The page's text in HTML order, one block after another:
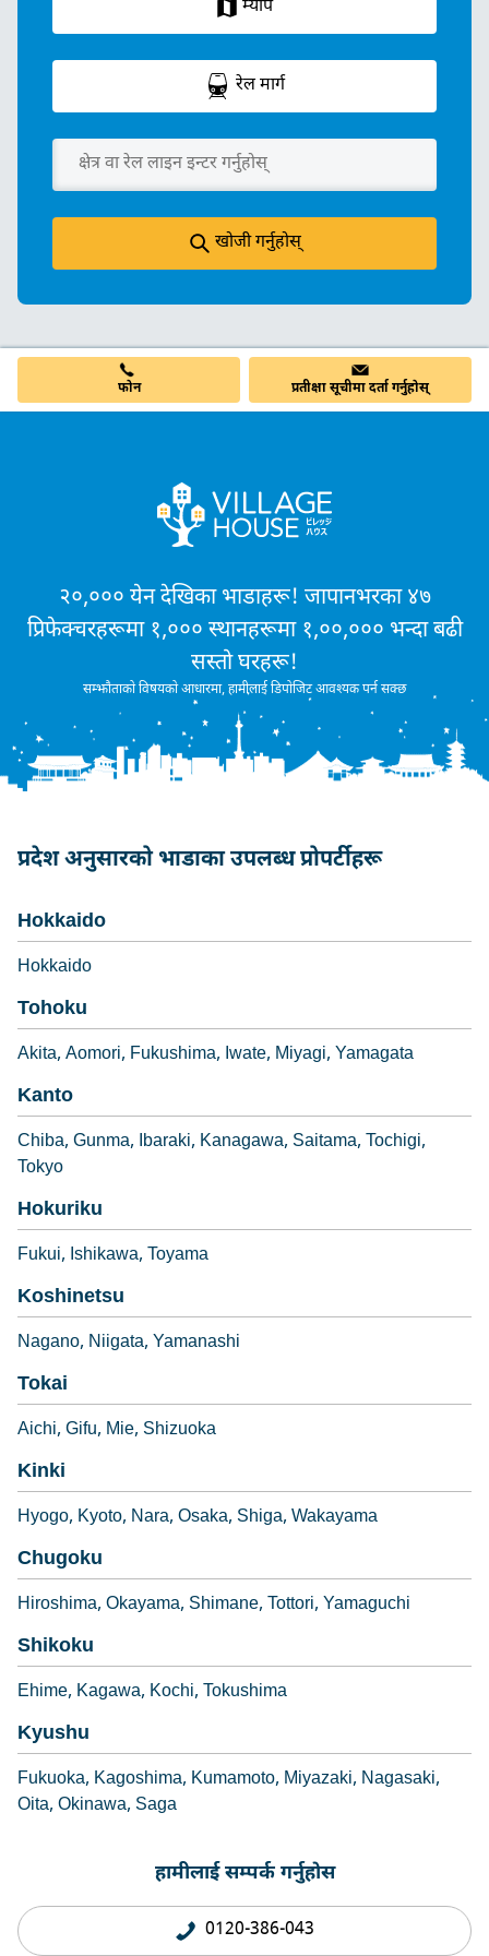
म्याप
रेल मार्ग
खोजी गर्नुहोस्
फोन प्रतीक्षा सूचीमा दर्ता गर्नुहोस्
२०,००० येन देखिका भाडाहरू! जापानभरका ४७
प्रिफेक्चरहरूमा १,००० स्थानहरूमा १,००,००० भन्दा बढी
सस्तो घरहरू!
सम्झौताको विषयको आधारमा, हामीलाई डिपोजिट आवश्यक पर्न सक्छ
प्रदेश अनुसारको भाडाका उपलब्ध प्रोपर्टीहरू
Hokkaido
Hokkaido
Tohoku
Akita Aomori Fukushima Iwate Miyagi Yamagata
Kanto
Chiba Gunma Ibaraki Kanagawa Saitama Tochigi
Tokyo
Hokuriku
Fukui Ishikawa Toyama
Koshinetsu
Nagano Niigata Yamanashi
Tokai
Aichi Gifu Mie Shizuoka
Kinki
Hyogo Kyoto Nara Osaka Shiga Wakayama
Chugoku
Hiroshima Okayama Shimane Tottori Yamaguchi
Shikoku
Ehime Kagawa Kochi Tokushima
Kyushu
Fukuoka Kagoshima Kumamoto Miyazaki Nagasaki
Oita Okinawa Saga
हामीलाई सम्पर्क गर्नुहोस
0120-386-043